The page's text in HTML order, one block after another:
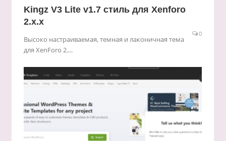
Kingz V3 Lite v1.7 стиль для Xenforo
2.x.x
0
Высоко настраиваемая, темная и лаконичная тема
для XenForo 2....